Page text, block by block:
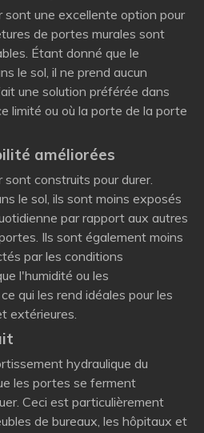
sont une excellente option pour
de portes murales sont
Étant donné que le
le sol, il ne prend aucun
une solution préférée dans
limité ou où la porte de la porte
améliorées
construits pour durer.
le sol, ils sont moins exposés
par rapport aux autres
Ils sont également moins
par les conditions
l'humidité ou les
qui les rend idéales pour les
extérieures.
hydraulique du
les portes se ferment
Ceci est particulièrement
de bureaux, les hôpitaux et